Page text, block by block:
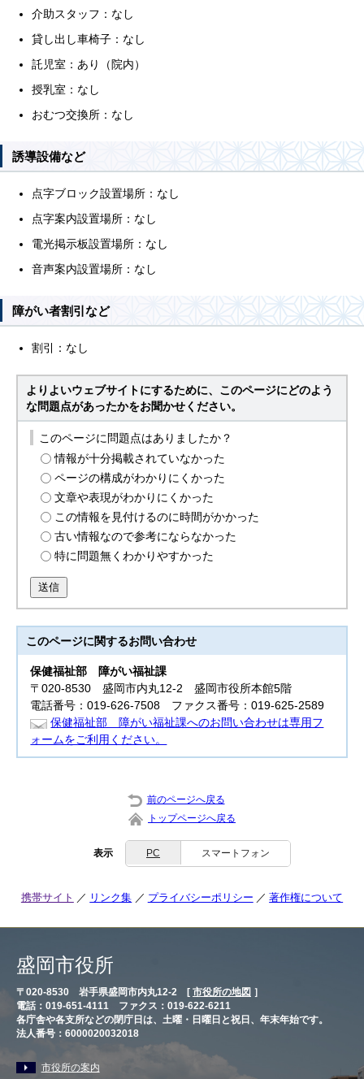
介助スタッフ：なし
貸し出し車椅子：なし
託児室：あり（院内）
授乳室：なし
おむつ交換所：なし
誘導設備など
点字ブロック設置場所：なし
点字案内設置場所：なし
電光掲示板設置場所：なし
音声案内設置場所：なし
障がい者割引など
割引：なし
よりよいウェブサイトにするために、このページにどのよう
な問題点があったかをお聞かせください。
このページに問題点はありましたか？
情報が十分掲載されていなかった
ページの構成がわかりにくかった
文章や表現がわかりにくかった
この情報を見付けるのに時間がかかった
古い情報なので参考にならなかった
特に問題無くわかりやすかった
送信
このページに関するお問い合わせ
保健福祉部
障がい福祉課
〒020-8530 盛岡市内丸12-2 盛岡市役所本館5階
電話番号：019-626-7508 ファクス番号：019-625-2589
保健福祉部 障がい福祉課へのお問い合わせは専用フ
ォームをご利用ください。
前のページへ戻る
トップページへ戻る
表示 PC スマートフォン
携帯サイト リンク集 プライバシーポリシー 著作権について
盛岡市役所
〒020-8530 岩手県盛岡市内丸12-2 [ 市役所の地図 ］
電話：019-651-4111 ファクス：019-622-6211
各庁舎や各支所などの閉庁日は、土曜・日曜日と祝日、年末年始です。
法人番号：6000020032018
市役所の案内